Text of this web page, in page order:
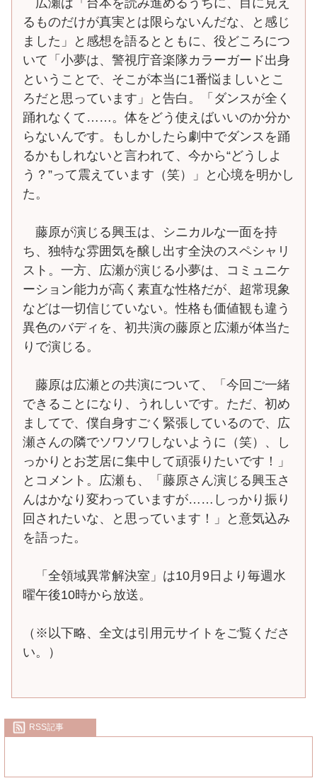
るものだけが真実とは限らないんだな、と感じ
ました」と感想を語るとともに、役どころにつ
いて「小夢は、警視庁音楽隊カラーガード出身
ということで、そこが本当に1番悩ましいとこ
ろだと思っています」と告白。「ダンスが全く
踊れなくて……。体をどう使えばいいのか分か
らないんです。もしかしたら劇中でダンスを踊
るかもしれないと言われて、今から“どうしよ
う？”って震えています（笑）」と心境を明かし
た。
藤原が演じる興玉は、シニカルな一面を持
ち、独特な雰囲気を醸し出す全決のスペシャリ
スト。一方、広瀬が演じる小夢は、コミュニケ
ーション能力が高く素直な性格だが、超常現象
などは一切信じていない。性格も価値観も違う
異色のバディを、初共演の藤原と広瀬が体当た
りで演じる。
藤原は広瀬との共演について、「今回ご一緒
できることになり、うれしいです。ただ、初め
ましてで、僕自身すごく緊張しているので、広
瀬さんの隣でソワソワしないように（笑）、し
っかりとお芝居に集中して頑張りたいです！」
とコメント。広瀬も、「藤原さん演じる興玉さ
んはかなり変わっていますが……しっかり振り
回されたいな、と思っています！」と意気込み
を語った。
「全領域異常解決室」は10月9日より毎週水
曜午後10時から放送。
（※以下略、全文は引用元サイトをご覧くださ
い。）
RSS記事